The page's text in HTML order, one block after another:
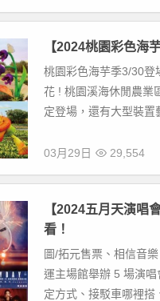
【2024桃園彩色海
桃園彩色海芋季3/30登
花 ! 桃園溪海休閒農業
定登場，還有大型裝置
03月29日 29,554
【2024五月天演唱
看！
圖/拓元售票、相信音
運主場館舉辦 5 場演
定方式、接駁車哪裡搭